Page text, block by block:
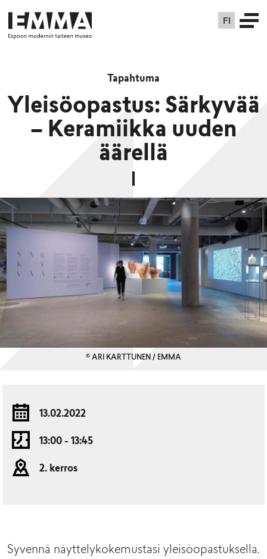
FI
Tapahtuma
Yleisöopastus: Särkyvää
– Keramiikka uuden
äärellä
© ARI KARTTUNEN / EMMA
13.02.2022
13:00 - 13:45
2. kerros
Syvennä näyttelykokemustasi yleisöopastuksella.